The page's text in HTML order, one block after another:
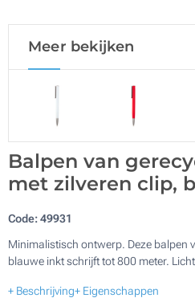
Meer bekijken
Balpen van
met zilveren clip,
Code:49931
Minimalistisch ontwerp. Deze balpen
blauwe inkt schrijft tot 800 meter.
+ Beschrijving+ Eigenschappen